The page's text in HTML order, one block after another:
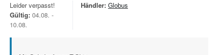
Leider verpasst!
Gültig: 04.08. -
10.08.
Händler: Globus